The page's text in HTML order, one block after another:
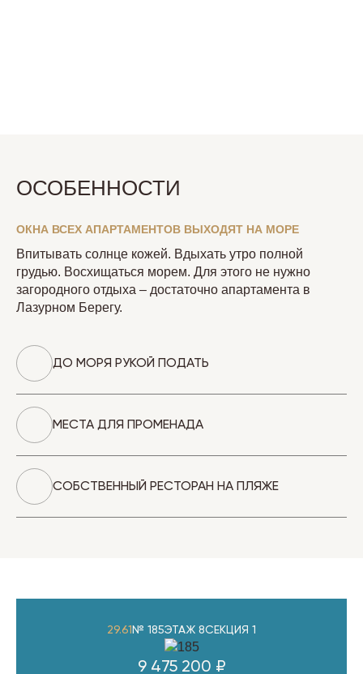
ОСОБЕННОСТИ
ОКНА ВСЕХ АПАРТАМЕНТОВ ВЫХОДЯТ НА МОРЕ
Впитывать солнце кожей. Вдыхать утро полной
грудью. Восхищаться морем. Для этого не нужно
загородного отдыха – достаточно апартамента в
Лазурном Берегу.
ДО МОРЯ РУКОЙ ПОДАТЬ
МЕСТА ДЛЯ ПРОМЕНАДА
СОБСТВЕННЫЙ РЕСТОРАН НА ПЛЯЖЕ
29.61 № 185ЭТАЖ 8СЕКЦИЯ 1
9 475 200 ₽